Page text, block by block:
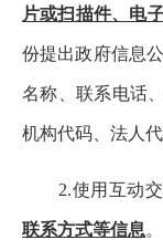
片或扫描件、电
份提出政府信息
名称、联系电话
机构代码、法人
2.使用互动交
联系方式等信息。